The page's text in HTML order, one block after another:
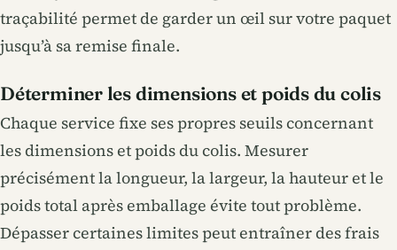
traçabilité permet de garder un œil sur votre paquet
jusqu’à sa remise finale.
Déterminer les dimensions et poids du colis
Chaque service fixe ses propres seuils concernant
les dimensions et poids du colis. Mesurer
précisément la longueur, la largeur, la hauteur et le
poids total après emballage évite tout problème.
Dépasser certaines limites peut entraîner des frais